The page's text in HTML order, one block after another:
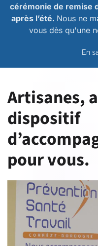
cérémonie de remise
après l’été. Nous ne
vous dès qu'une
En
Artisanes,
dispositif
pour vous.